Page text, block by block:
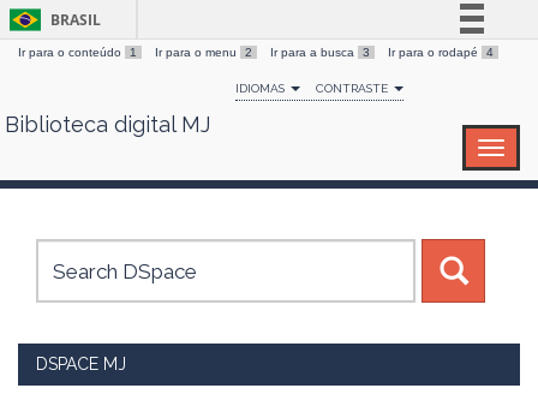
Skip
BRASIL
Simplifique!
Comunica BR
Canais
Ir para o conteúdo 1 Ir para o menu 2 Ir para a busca 3 Ir para o rodapé 4
IDIOMAS CONTRASTE
Biblioteca digital MJ
DSPACE MJ